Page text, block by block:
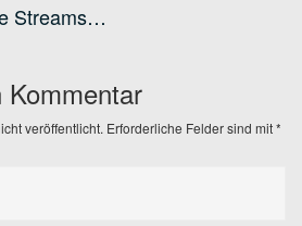
Streams…
Kommentar
veröffentlicht. Erforderliche Felder sind mit*